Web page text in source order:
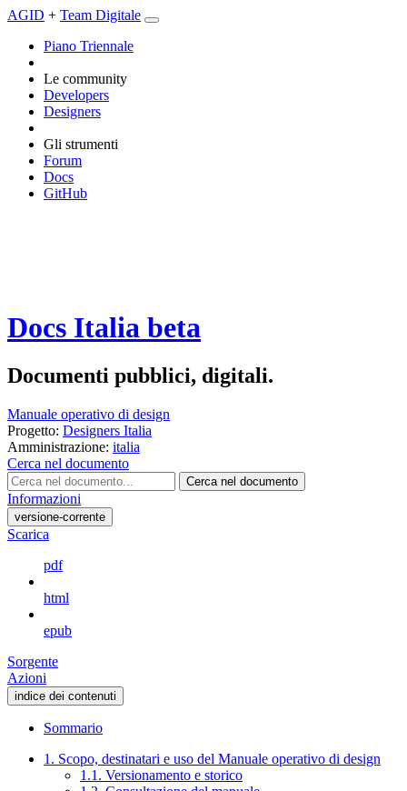
AGID + Team Digitale
Piano Triennale
Le community
Developers
Designers
Gli strumenti
Forum
Docs
GitHub
Docs Italia beta
Documenti pubblici, digitali.
Manuale operativo di design
Progetto: Designers Italia
Amministrazione: italia
Cerca nel documento
Cerca nel documento
Informazioni
versione-corrente
Scarica
pdf
html
epub
Sorgente
Azioni
indice dei contenuti
Sommario
1. Scopo, destinatari e uso del Manuale operativo di design
1.1. Versionamento e storico